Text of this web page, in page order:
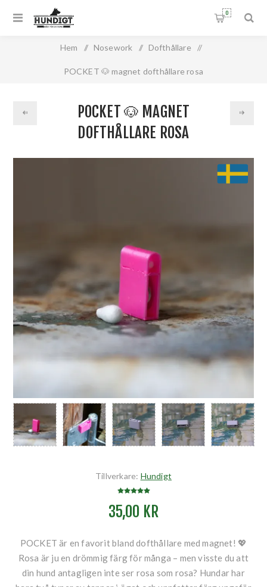
0
Hem / Nosework / Dofthållare /
POCKET 🐶 magnet dofthållare rosa
POCKET 🐶 MAGNET
DOFTHÅLLARE ROSA
Tillverkare: Hundigt
35,00 KR
POCKET är en favorit bland dofthållare med magnet! 💖
Rosa är ju en drömmig färg för många – men visste du att
din hund antagligen inte ser rosa som rosa? Hundar har